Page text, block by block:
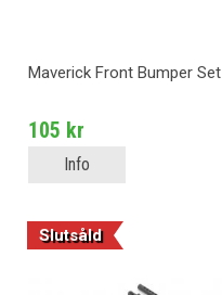
Maverick Front Bumper Set
105 kr
Info
Slutsåld